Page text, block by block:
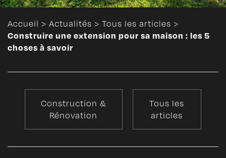
Accueil > Actualités > Tous les articles >
Construire une extension pour sa maison : les 5
choses à savoir
Construction &
Rénovation
Tous les
articles